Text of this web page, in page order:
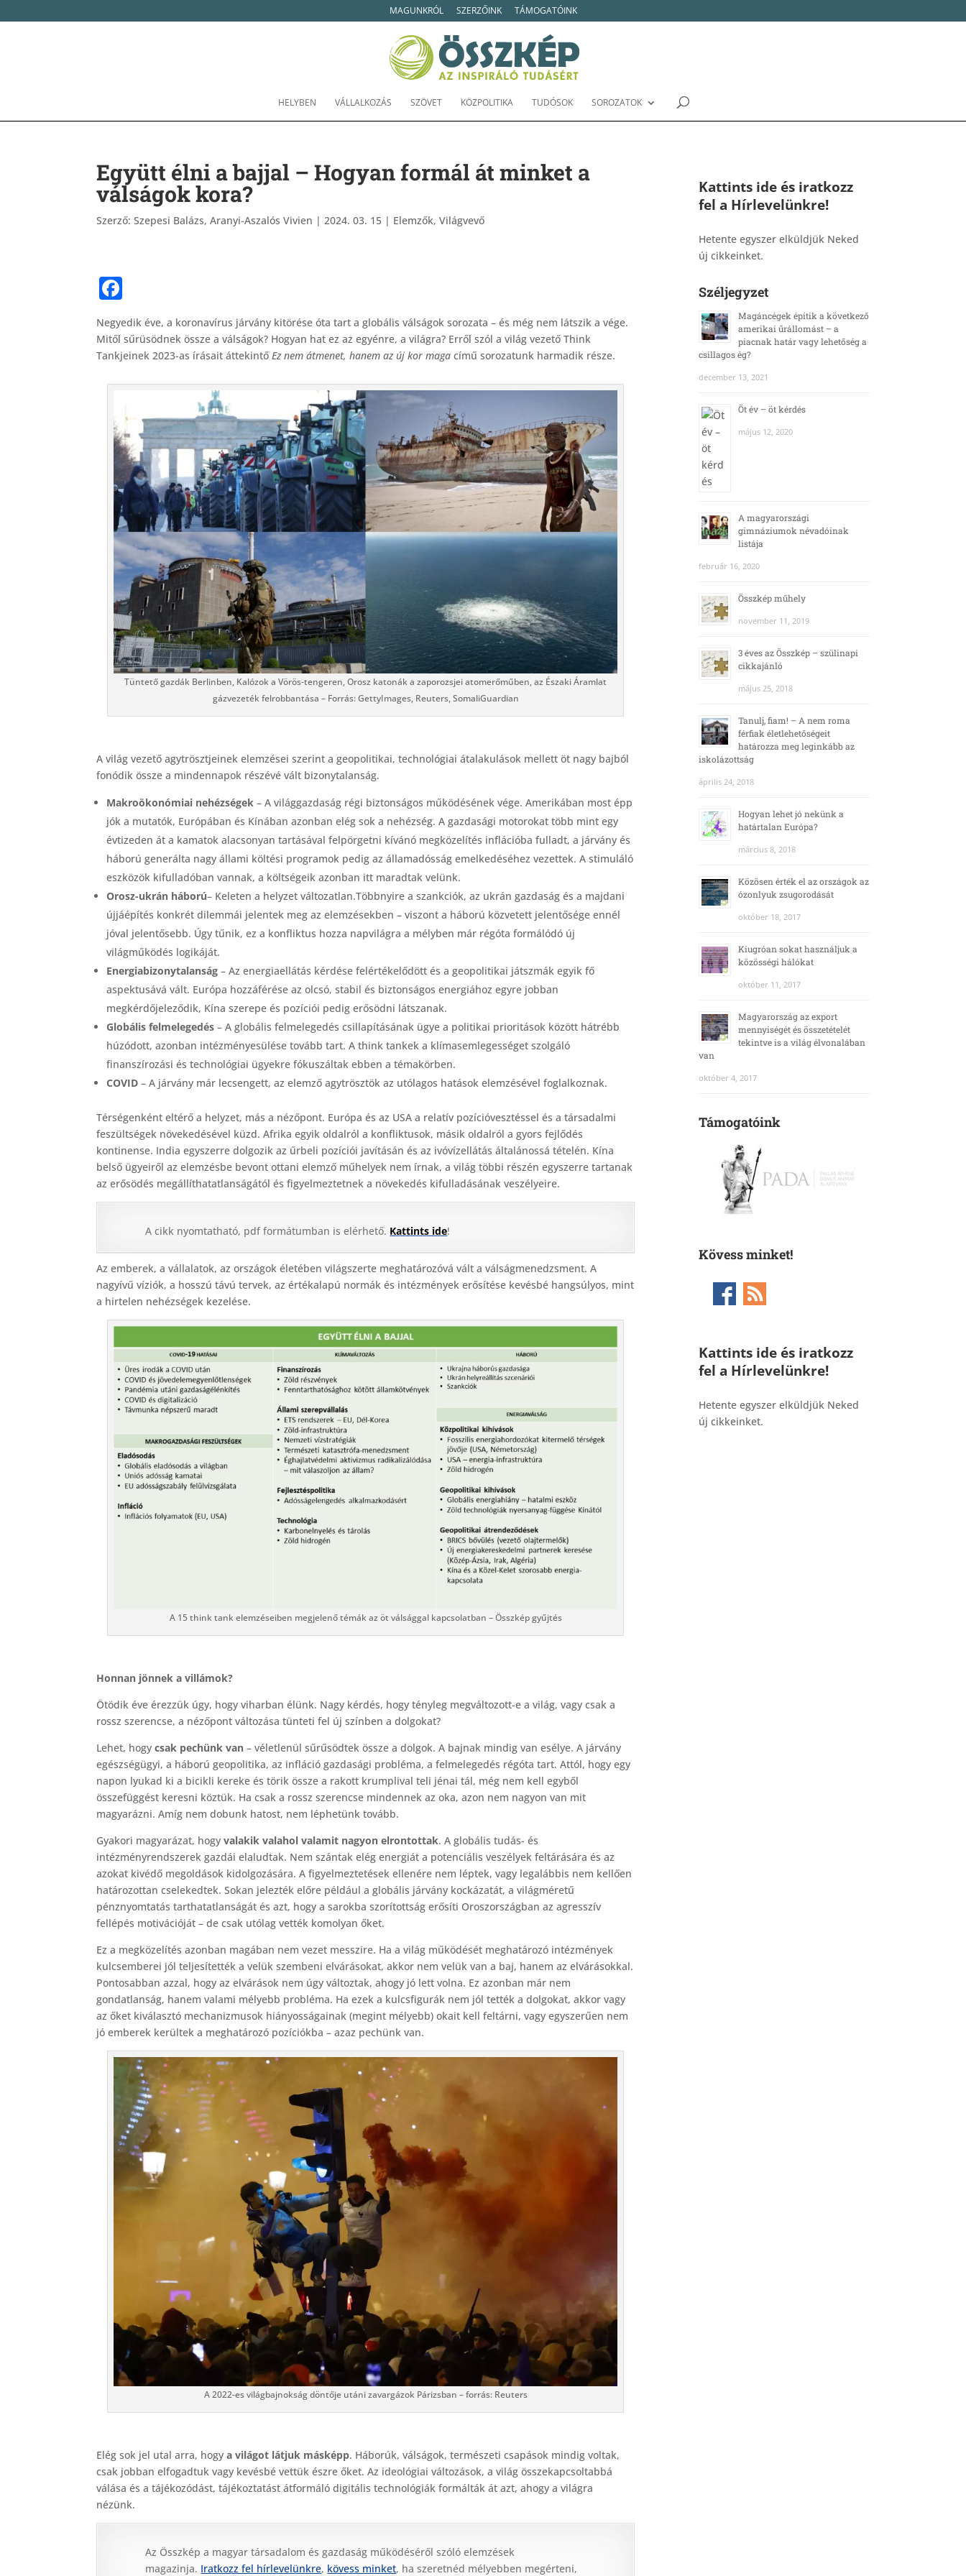
MAGUNKRÓL SZERZŐINK TÁMOGATÓINK
HELYBEN VÁLLALKOZÁS SZÖVET KÖZPOLITIKA TUDÓSOK SOROZATOK
Együtt élni a bajjal – Hogyan formál át minket a
válságok kora?
Szerző:Szepesi Balázs, Aranyi-Aszalós Vivien |2024. 03. 15 | Elemzők,Világvevő
a
c
e
b
o
k
Negyedik éve, a koronavírus járvány kitörése óta tart a globális válságok sorozata – és még nem látszik a vége.
Mitől sűrüsödnek össze a válságok? Hogyan hat ez az egyénre, a világra? Erről szól a világ vezető Think
Tankjeinek 2023-as írásait áttekintőEz nem átmenet, hanem az új kor maga című sorozatunk harmadik része.
Tüntető gazdák Berlinben, Kalózok a Vörös-tengeren, Orosz katonák a zaporozsjei atomerőműben, az Északi Áramlat
gázvezeték felrobbantása – Forrás: GettyImages, Reuters, SomaliGuardian
A világ vezető agytrösztjeinek elemzései szerint a geopolitikai, technológiai átalakulások mellett öt nagy bajból
fonódik össze a mindennapok részévé vált bizonytalanság.
Makroökonómiai nehézségek – A világgazdaság régi biztonságos működésének vége. Amerikában most épp
jók a mutatók, Európában és Kínában azonban elég sok a nehézség. A gazdasági motorokat több mint egy
évtizeden át a kamatok alacsonyan tartásával felpörgetni kívánó megközelítés inflációba fulladt, a járvány és
háború generálta nagy állami költési programok pedig az államadósság emelkedéséhez vezettek. A stimuláló
eszközök kifulladóban vannak, a költségeik azonban itt maradtak velünk.
Orosz-ukrán háború– Keleten a helyzet változatlan.Többnyire a szankciók, az ukrán gazdaság és a majdani
újjáépítés konkrét dilemmái jelentek meg az elemzésekben – viszont a háború közvetett jelentősége ennél
jóval jelentősebb. Úgy tűnik, ez a konfliktus hozza napvilágra a mélyben már régóta formálódó új
világműködés logikáját.
Energiabizonytalanság – Az energiaellátás kérdése felértékelődött és a geopolitikai játszmák egyik fő
aspektusává vált. Európa hozzáférése az olcsó, stabil és biztonságos energiához egyre jobban
megkérdőjeleződik, Kína szerepe és pozíciói pedig erősödni látszanak.
Globális felmelegedés – A globális felmelegedés csillapításának ügye a politikai prioritások között hátrébb
húzódott, azonban intézményesülése tovább tart. A think tankek a klímasemlegességet szolgáló
finanszírozási és technológiai ügyekre fókuszáltak ebben a témakörben.
COVID – A járvány már lecsengett, az elemző agytrösztök az utólagos hatások elemzésével foglalkoznak.
Térségenként eltérő a helyzet, más a nézőpont. Európa és az USA a relatív pozícióvesztéssel és a társadalmi
feszültségek növekedésével küzd. Afrika egyik oldalról a konfliktusok, másik oldalról a gyors fejlődés
kontinense. India egyszerre dolgozik az űrbeli pozíciói javításán és az ivóvízellátás általánossá tételén. Kína
belső ügyeiről az elemzésbe bevont ottani elemző műhelyek nem írnak, a világ többi részén egyszerre tartanak
az erősödés megállíthatatlanságától és figyelmeztetnek a növekedés kifulladásának veszélyeire.
A cikk nyomtatható, pdf formátumban is elérhető. Kattints ide!
Az emberek, a vállalatok, az országok életében világszerte meghatározóvá vált a válságmenedzsment. A
nagyívű víziók, a hosszú távú tervek, az értékalapú normák és intézmények erősítése kevésbé hangsúlyos, mint
a hirtelen nehézségek kezelése.
A 15 think tank elemzéseiben megjelenő témák az öt válsággal kapcsolatban – Összkép gyűjtés
Honnan jönnek a villámok?
Ötödik éve érezzük úgy, hogy viharban élünk. Nagy kérdés, hogy tényleg megváltozott-e a világ, vagy csak a
rossz szerencse, a nézőpont változása tünteti fel új színben a dolgokat?
Lehet, hogycsak pechünk van – véletlenül sűrűsödtek össze a dolgok. A bajnak mindig van esélye. A járvány
egészségügyi, a háború geopolitika, az infláció gazdasági probléma, a felmelegedés régóta tart. Attól, hogy egy
napon lyukad ki a bicikli kereke és törik össze a rakott krumplival teli jénai tál, még nem kell egyből
összefüggést keresni köztük. Ha csak a rossz szerencse mindennek az oka, azon nem nagyon van mit
magyarázni. Amíg nem dobunk hatost, nem léphetünk tovább.
Gyakori magyarázat, hogyvalakik valahol valamit nagyon elrontottak. A globális tudás- és
intézményrendszerek gazdái elaludtak. Nem szántak elég energiát a potenciális veszélyek feltárására és az
azokat kivédő megoldások kidolgozására. A figyelmeztetések ellenére nem léptek, vagy legalábbis nem kellően
határozottan cselekedtek. Sokan jelezték előre például a globális járvány kockázatát, a világméretű
pénznyomtatás tarthatatlanságát és azt, hogy a sarokba szorítottság erősíti Oroszországban az agresszív
fellépés motivációját – de csak utólag vették komolyan őket.
Ez a megközelítés azonban magában nem vezet messzire. Ha a világ működését meghatározó intézmények
kulcsemberei jól teljesítették a velük szembeni elvárásokat, akkor nem velük van a baj, hanem az elvárásokkal.
Pontosabban azzal, hogy az elvárások nem úgy változtak, ahogy jó lett volna. Ez azonban már nem
gondatlanság, hanem valami mélyebb probléma. Ha ezek a kulcsfigurák nem jól tették a dolgokat, akkor vagy
az őket kiválasztó mechanizmusok hiányosságainak (megint mélyebb) okait kell feltárni, vagy egyszerűen nem
jó emberek kerültek a meghatározó pozíciókba – azaz pechünk van.
A 2022-es világbajnokság döntője utáni zavargázok Párizsban – forrás: Reuters
Elég sok jel utal arra, hogya világot látjuk másképp. Háborúk, válságok, természeti csapások mindig voltak,
csak jobban elfogadtuk vagy kevésbé vettük észre őket. Az ideológiai változások, a világ összekapcsoltabbá
válása és a tájékozódást, tájékoztatást átformáló digitális technológiák formálták át azt, ahogy a világra
nézünk.
Az Összkép a magyar társadalom és gazdaság működéséről szóló elemzések
magazinja. Iratkozz fel hírlevelünkre, kövess minket, ha szeretnéd mélyebben megérteni,
Kattints ide és iratkozz
fel a Hírlevelünkre!
Hetente egyszer elküldjük Neked
új cikkeinket.
Széljegyzet
Magáncégek építik a következő
amerikai űrállomást – a
piacnak határ vagy lehetőség a
csillagos ég?
december 13, 2021
Öt év – öt kérdés
május 12, 2020
A magyarországi
gimnáziumok névadóinak
listája
február 16, 2020
Összkép műhely
november 11, 2019
3 éves az Összkép – szülinapi
cikkajánló
május 25, 2018
Tanulj, fiam! – A nem roma
férfiak életlehetőségeit
határozza meg leginkább az
iskolázottság
április 24, 2018
Hogyan lehet jó nekünk a
határtalan Európa?
március 8, 2018
Közösen érték el az országok az
ózonlyuk zsugorodását
október 18, 2017
Kiugróan sokat használjuk a
közösségi hálókat
október 11, 2017
Magyarország az export
mennyiségét és összetételét
tekintve is a világ élvonalában
van
október 4, 2017
Támogatóink
Kövess minket!
Kattints ide és iratkozz
fel a Hírlevelünkre!
Hetente egyszer elküldjük Neked
új cikkeinket.